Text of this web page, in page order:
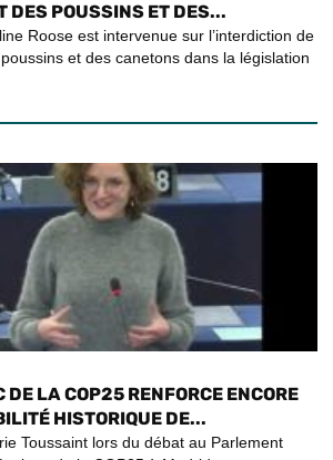
DES POUSSINS ET DES...
Roose est intervenue sur l’interdiction de
et des canetons dans la législation
DE LA COP25 RENFORCE ENCORE
HISTORIQUE DE...
Toussaint lors du débat au Parlement